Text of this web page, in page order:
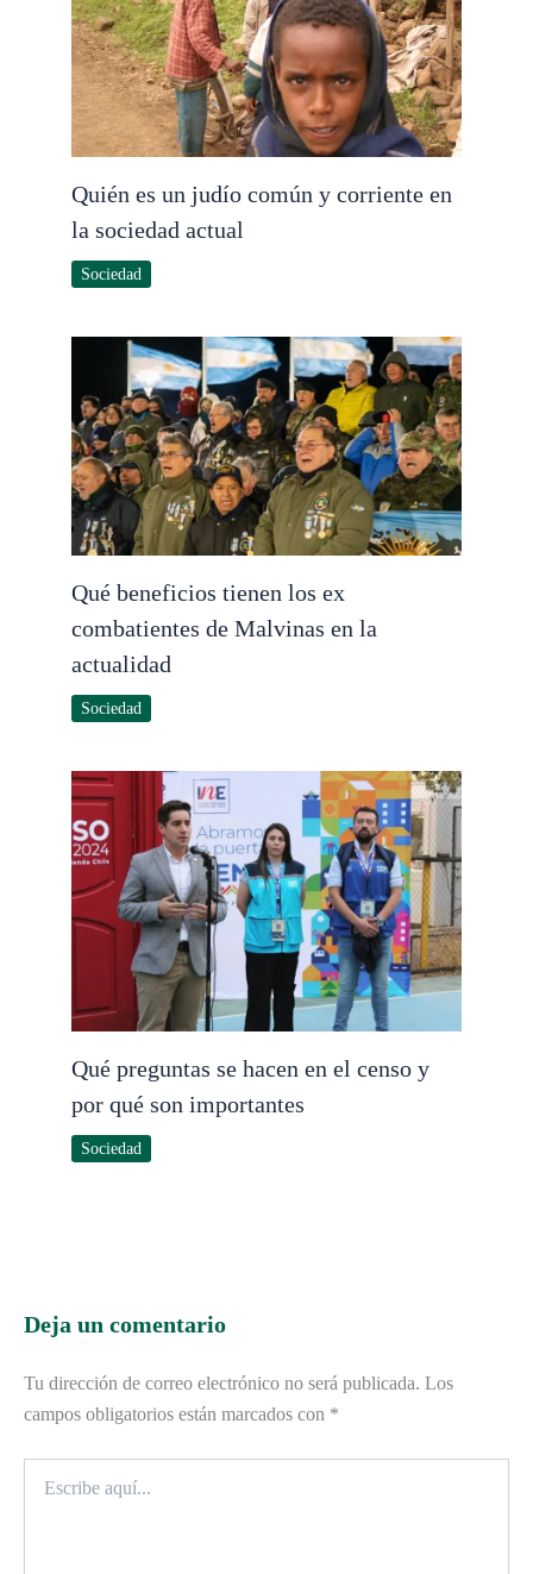
Quién es un judío común y corriente en
la sociedad actual
Sociedad
Qué beneficios tienen los ex
combatientes de Malvinas en la
actualidad
Sociedad
Qué preguntas se hacen en el censo y
por qué son importantes
Sociedad
Deja un comentario
Tu dirección de correo electrónico no será publicada. Los
campos obligatorios están marcados con *
aquí...